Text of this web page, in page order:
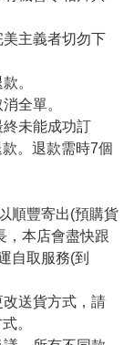
主義者切勿下
。
全單。
未能成功訂
。退款需時7個
順豐寄出(預購貨
，本店會盡快跟
自取服務(到
送貨方式，請
。